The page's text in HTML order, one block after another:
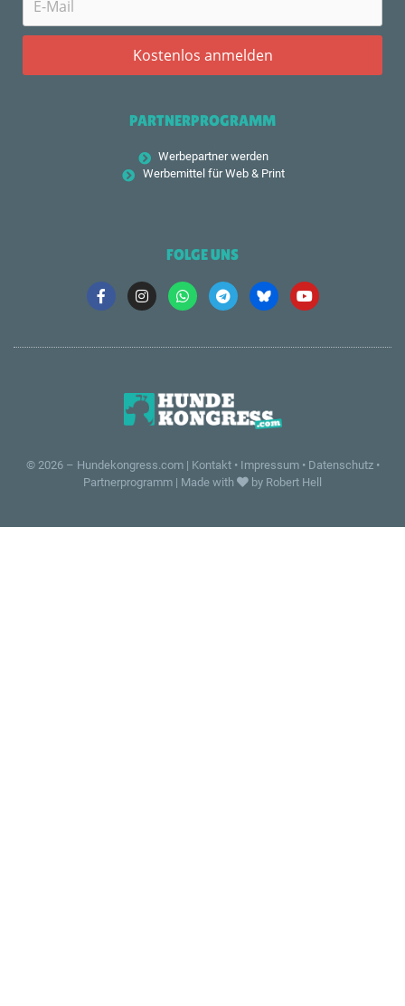
PARTNERPROGRAMM
Werbepartner werden
Werbemittel für Web & Print
FOLGE UNS
© 2026 – Hundekongress.com| Kontakt• Impressum• Datenschutz•
Partnerprogramm | Made with by Robert Hell